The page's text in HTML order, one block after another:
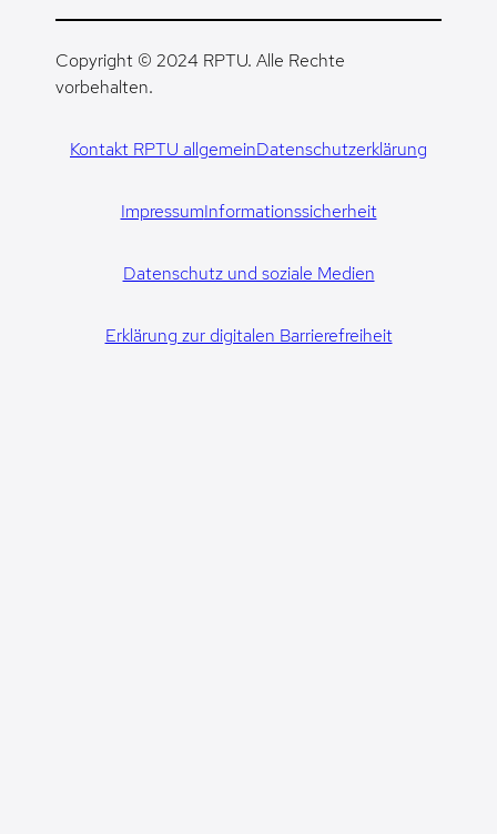
Copyright © 2024 RPTU. Alle Rechte
vorbehalten.
Kontakt RPTU allgemeinDatenschutzerklärung
ImpressumInformationssicherheit
Datenschutz und soziale Medien
Erklärung zur digitalen Barrierefreiheit